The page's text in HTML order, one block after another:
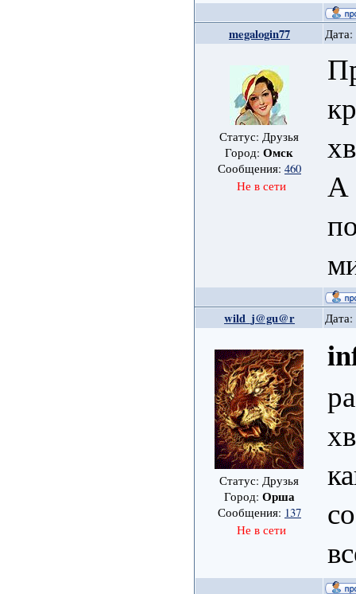
megalogin77
Статус: Друзья
Город:Омск
Сообщения: 460
Не в сети
А
wild_j@gu@r
Статус: Друзья
Город: Орша
Сообщения: 137
Не в сети